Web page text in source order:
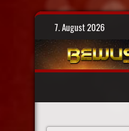
Skip
7. August 2026